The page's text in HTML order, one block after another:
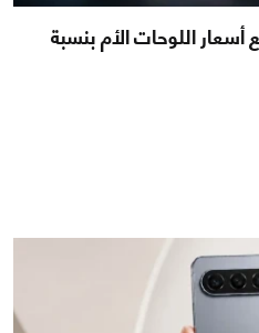
اللوحات الأم بنسبة